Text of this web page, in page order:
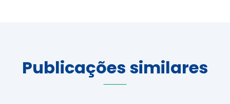
Publicações similares